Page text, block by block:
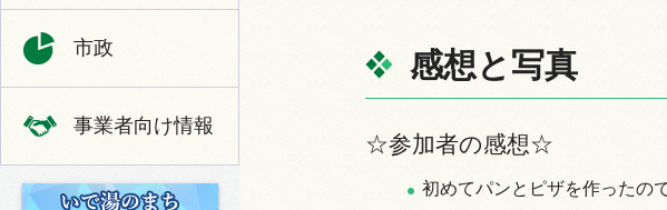
市政
事業者向け情報
いで湯のまち 伊豆の国市の観光情報
感想と写真
☆参加者の感想☆
初めてパンとピザを作ったの